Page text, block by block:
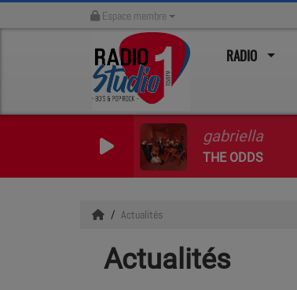
Espace membre
RADIO
gabriella
THE ODDS
Actualités
Actualités